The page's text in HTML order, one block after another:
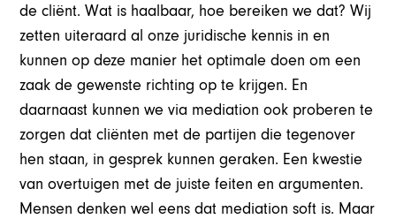
de cliënt. Wat is haalbaar, hoe bereiken we dat? Wij
zetten uiteraard al onze juridische kennis in en
kunnen op deze manier het optimale doen om een
zaak de gewenste richting op te krijgen. En
daarnaast kunnen we via mediation ook proberen te
zorgen dat cliënten met de partijen die tegenover
hen staan, in gesprek kunnen geraken. Een kwestie
van overtuigen met de juiste feiten en argumenten.
Mensen denken wel eens dat mediation soft is. Maar